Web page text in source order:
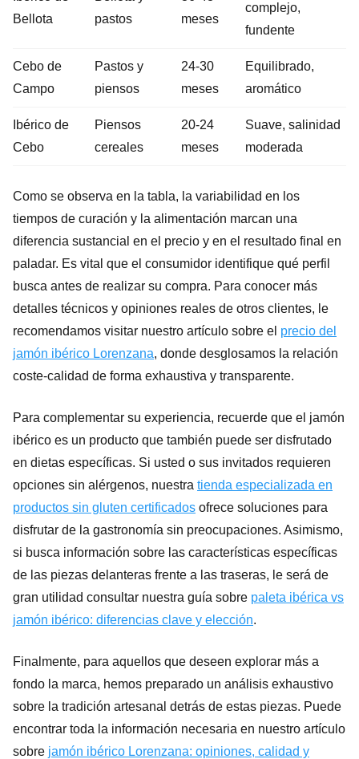
Bellota
pastos
meses
complejo,
fundente
Cebo de
Campo
Pastos y
piensos
24-30
meses
Equilibrado,
aromático
Ibérico de
Cebo
Piensos
cereales
20-24
meses
Suave, salinidad
moderada
Como se observa en la tabla, la variabilidad en los
tiempos de curación y la alimentación marcan una
diferencia sustancial en el precio y en el resultado final en
paladar. Es vital que el consumidor identifique qué perfil
busca antes de realizar su compra. Para conocer más
detalles técnicos y opiniones reales de otros clientes, le
recomendamos visitar nuestro artículo sobre el precio del
jamón ibérico Lorenzana, donde desglosamos la relación
coste-calidad de forma exhaustiva y transparente.
Para complementar su experiencia, recuerde que el jamón
ibérico es un producto que también puede ser disfrutado
en dietas específicas. Si usted o sus invitados requieren
opciones sin alérgenos, nuestra tienda especializada en
productos sin gluten certificados ofrece soluciones para
disfrutar de la gastronomía sin preocupaciones. Asimismo,
si busca información sobre las características específicas
de las piezas delanteras frente a las traseras, le será de
gran utilidad consultar nuestra guía sobre paleta ibérica vs
jamón ibérico: diferencias clave y elección.
Finalmente, para aquellos que deseen explorar más a
fondo la marca, hemos preparado un análisis exhaustivo
sobre la tradición artesanal detrás de estas piezas. Puede
encontrar toda la información necesaria en nuestro artículo
sobre jamón ibérico Lorenzana: opiniones, calidad y